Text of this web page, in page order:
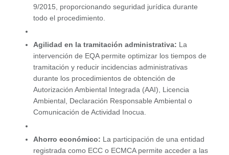
9/2015, proporcionando seguridad jurídica durante
todo el procedimiento.
Agilidad en la tramitación administrativa: La
intervención de EQA permite optimizar los tiempos de
tramitación y reducir incidencias administrativas
durante los procedimientos de obtención de
Autorización Ambiental Integrada (AAI), Licencia
Ambiental, Declaración Responsable Ambiental o
Comunicación de Actividad Inocua.
Ahorro económico: La participación de una entidad
registrada como ECC o ECMCA permite acceder a las